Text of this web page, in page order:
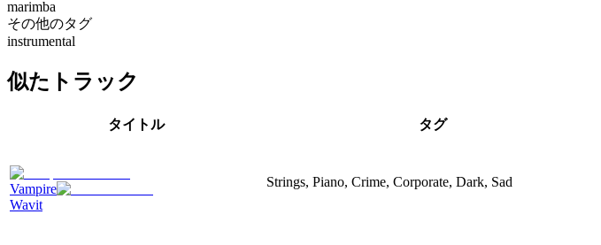
marimba
その他のタグ
instrumental
似たトラック
タイトル タグ
Vampire
Wavit
Strings, Piano, Crime, Corporate, Dark, Sad